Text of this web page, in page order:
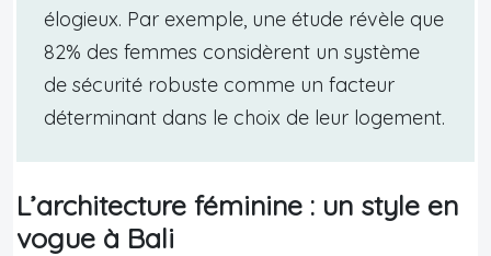
élogieux. Par exemple, une étude révèle que
82% des femmes considèrent un système
de sécurité robuste comme un facteur
déterminant dans le choix de leur logement.
L’architecture féminine : un style en
vogue à Bali